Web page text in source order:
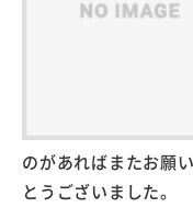
のがあればまたお願
とうございました。